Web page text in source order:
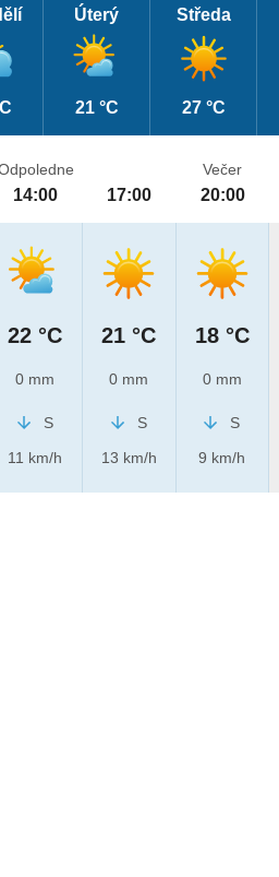
Úterý
21 °C
Středa
27 °C
14:00
22 °C
0 mm
S
11 km/h
17:00
21 °C
0 mm
S
13 km/h
Večer
20:00
18 °C
0 mm
S
9 km/h